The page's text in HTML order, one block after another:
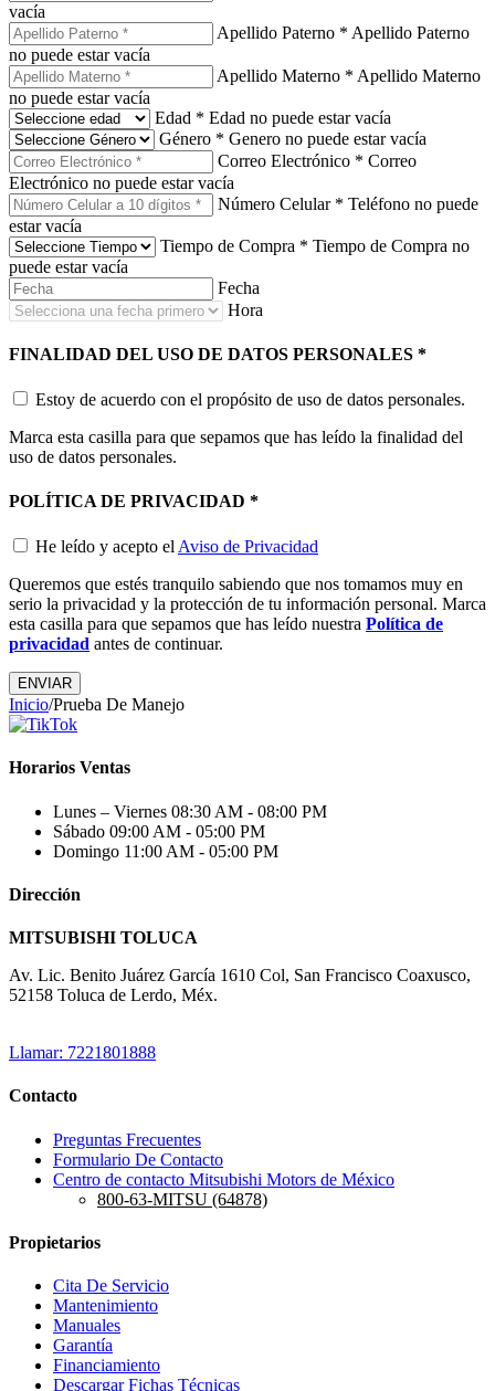
vacía
Apellido Paterno * Apellido Paterno
no puede estar vacía
Apellido Materno * Apellido Materno
no puede estar vacía
Edad * Edad no puede estar vacía
Género * Genero no puede estar vacía
Correo Electrónico * Correo
Electrónico no puede estar vacía
Número Celular * Teléfono no puede
estar vacía
Tiempo de Compra * Tiempo de Compra no
puede estar vacía
Fecha
Hora
FINALIDAD DEL USO DE DATOS PERSONALES *
Estoy de acuerdo con el propósito de uso de datos personales.
Marca esta casilla para que sepamos que has leído la finalidad del
uso de datos personales.
POLÍTICA DE PRIVACIDAD *
He leído y acepto el Aviso de Privacidad
Queremos que estés tranquilo sabiendo que nos tomamos muy en
serio la privacidad y la protección de tu información personal. Marca
esta casilla para que sepamos que has leído nuestra Política de
privacidad antes de continuar.
ENVIAR
Inicio/Prueba De Manejo
Horarios Ventas
Lunes – Viernes 08:30 AM - 08:00 PM
Sábado 09:00 AM - 05:00 PM
Domingo 11:00 AM - 05:00 PM
Dirección
MITSUBISHI TOLUCA
Av. Lic. Benito Juárez García 1610 Col, San Francisco Coaxusco,
52158 Toluca de Lerdo, Méx.
Llamar: 7221801888
Contacto
Preguntas Frecuentes
Formulario De Contacto
Centro de contacto Mitsubishi Motors de México
800-63-MITSU (64878)
Propietarios
Cita De Servicio
Mantenimiento
Manuales
Garantía
Financiamiento
Descargar Fichas Técnicas